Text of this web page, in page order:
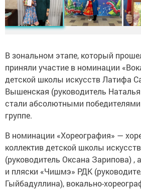
В зональном этапе, который
приняли участие в номинации
детской школы искусств Латифа
Вышенская (руководитель
стали абсолютными победителями
группе.
В номинации «Хореография» —
коллектив детской школы
(руководитель Оксана Зарипова) ,
и пляски «Чишмэ» РДК
Гыйбадуллина), вокально-